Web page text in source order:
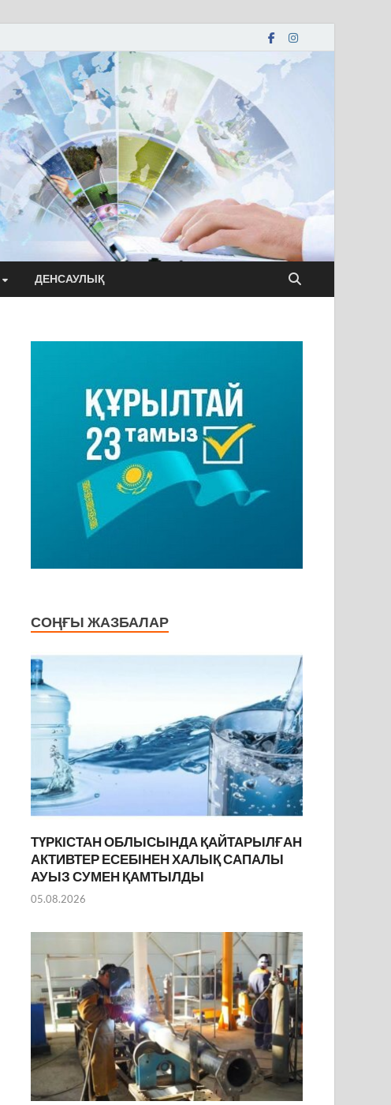
ДЕНСАУЛЫҚ
СОҢҒЫ ЖАЗБАЛАР
ТҮРКІСТАН ОБЛЫСЫНДА ҚАЙТАРЫЛҒАН
АКТИВТЕР ЕСЕБІНЕН ХАЛЫҚ САПАЛЫ
АУЫЗ СУМЕН ҚАМТЫЛДЫ
05.08.2026